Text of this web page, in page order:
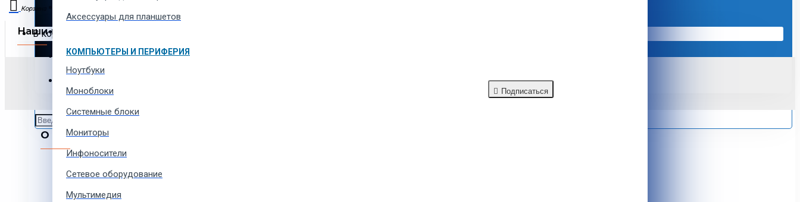
Спорт товары, отдых и кемпинг
Корзина
В корзине пусто!
Аксессуары для планшетов
КОМПЬЮТЕРЫ И ПЕРИФЕРИЯ
Ноутбуки
Моноблоки
Системные блоки
Мониторы
Инфоносители
Сетевое оборудование
Мультимедия
Наши партнеры
Подписаться
О компании
Наша команда
Сотрудничество